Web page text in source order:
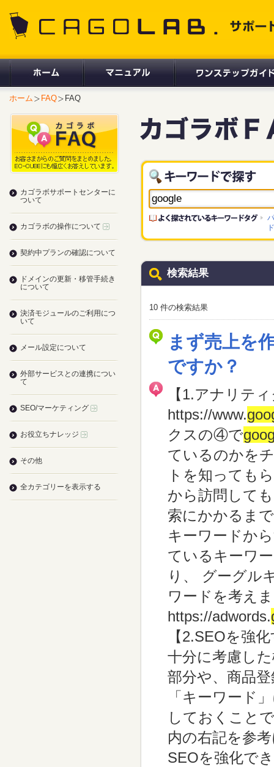
ホーム FAQ FAQ
ド
検索結果
10 件の検索結果
まず売上を
ですか？
【1.アナリテ
https://www.
クスの④で
ているのかを
トを知っても
から訪問して
索にかかるま
キーワードか
ているキーワ
り、 グーグル
ワードを考え
https://adwords.
【2.SEOを強
十分に考慮し
部分や、商品
「キーワード
しておくこと
内の右記を参
SEOを強化で
カゴラボサポートセンターに
ついて
カゴラボの操作について
契約中プランの確認について
ドメインの更新・移管手続き
について
決済モジュールのご利用につ
いて
メール設定について
外部サービスとの連携につい
て
SEO/マーケティング
お役立ちナレッジ
その他
全カテゴリーを表示する